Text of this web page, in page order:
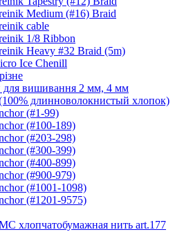
Medium (#16) Braid
cable
1/8 Ribbon
Heavy #32 Braid (5m)
Ice Chenill
для вишивання 2 мм, 4 мм
длинноволокнистый хлопок)
(#1-99)
(#100-189)
(#203-298)
(#300-399)
(#400-899)
(#900-979)
(#1001-1098)
(#1201-9575)
хлопчатобумажная нить art.177